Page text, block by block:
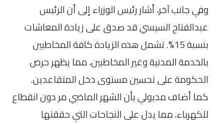
وفي جانب آخر، أشار رئيس الوزراء إلى أن الرئيس
عبدالفتاح السيسي قد صدق على زيادة المعاشات
بنسبة 15%. تشمل هذه الزيادة كافة المخاطبين
بالخدمة المدنية وغير المخاطبين، مما يظهر حرص
الحكومة على تحسين مستوى دخل المتقاعدين.
كما أضاف مدبولي بأن الشهر الماضي مر دون انقطاع
للكهرباء، مما يدل على النجاحات التي حققتها